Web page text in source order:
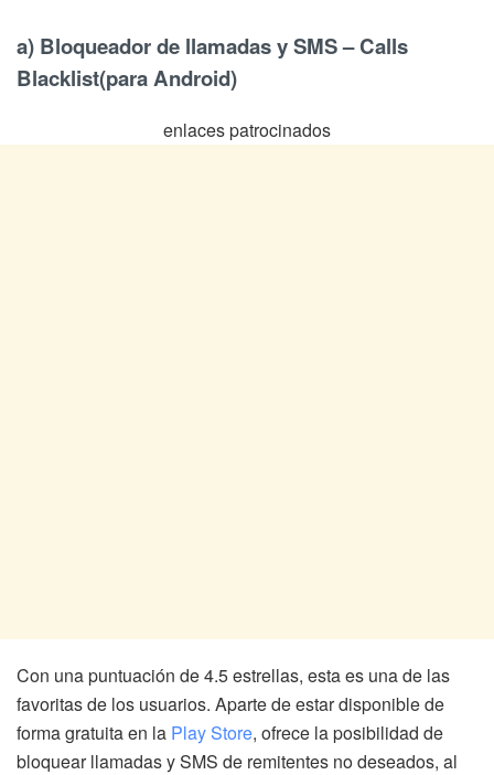
a) Bloqueador de llamadas y SMS – Calls
Blacklist(para Android)
enlaces patrocinados
Con una puntuación de 4.5 estrellas, esta es una de las
favoritas de los usuarios. Aparte de estar disponible de
forma gratuita en la Play Store, ofrece la posibilidad de
bloquear llamadas y SMS de remitentes no deseados, al